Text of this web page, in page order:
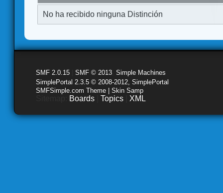
No ha recibido ninguna Distinción
SMF 2.0.15 SMF © 2013 Simple Machines
SimplePortal 2.3.5 © 2008-2012, SimplePortal
SMFSimple.com Theme | Skin Samp
Boards Topics XML